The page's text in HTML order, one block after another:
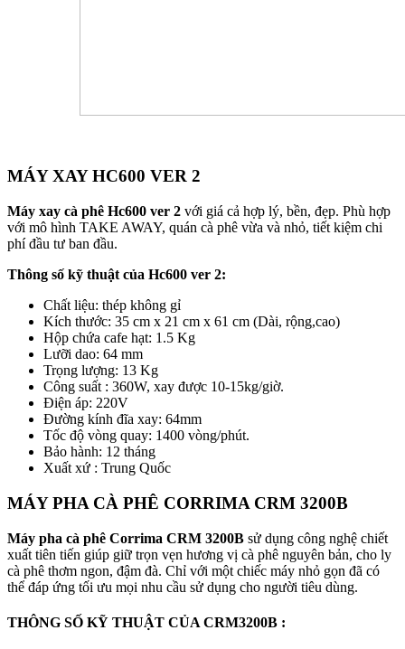
MÁY XAY HC600 VER 2
Máy xay cà phê Hc600 ver 2 với giá cả hợp lý, bền, đẹp. Phù hợp
với mô hình TAKE AWAY, quán cà phê vừa và nhỏ, tiết kiệm chi
phí đầu tư ban đầu.
Thông số kỹ thuật của Hc600 ver 2:
Chất liệu: thép không gỉ
Kích thước: 35 cm x 21 cm x 61 cm (Dài, rộng,cao)
Hộp chứa cafe hạt: 1.5 Kg
Lưỡi dao: 64 mm
Trọng lượng: 13 Kg
Công suất : 360W, xay được 10-15kg/giờ.
Điện áp: 220V
Đường kính đĩa xay: 64mm
Tốc độ vòng quay: 1400 vòng/phút.
Bảo hành: 12 tháng
Xuất xứ : Trung Quốc
MÁY PHA CÀ PHÊ CORRIMA CRM 3200B
Máy pha cà phê Corrima CRM 3200B sử dụng công nghệ chiết
xuất tiên tiến giúp giữ trọn vẹn hương vị cà phê nguyên bản, cho ly
cà phê thơm ngon, đậm đà. Chỉ với một chiếc máy nhỏ gọn đã có
thể đáp ứng tối ưu mọi nhu cầu sử dụng cho người tiêu dùng.
THÔNG SỐ KỸ THUẬT CỦA CRM3200B :